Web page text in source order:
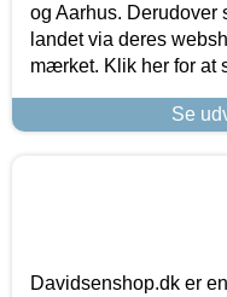
og Aarhus.
landet via deres
mærket. Klik her for at
Se
Davidsenshop.dk er